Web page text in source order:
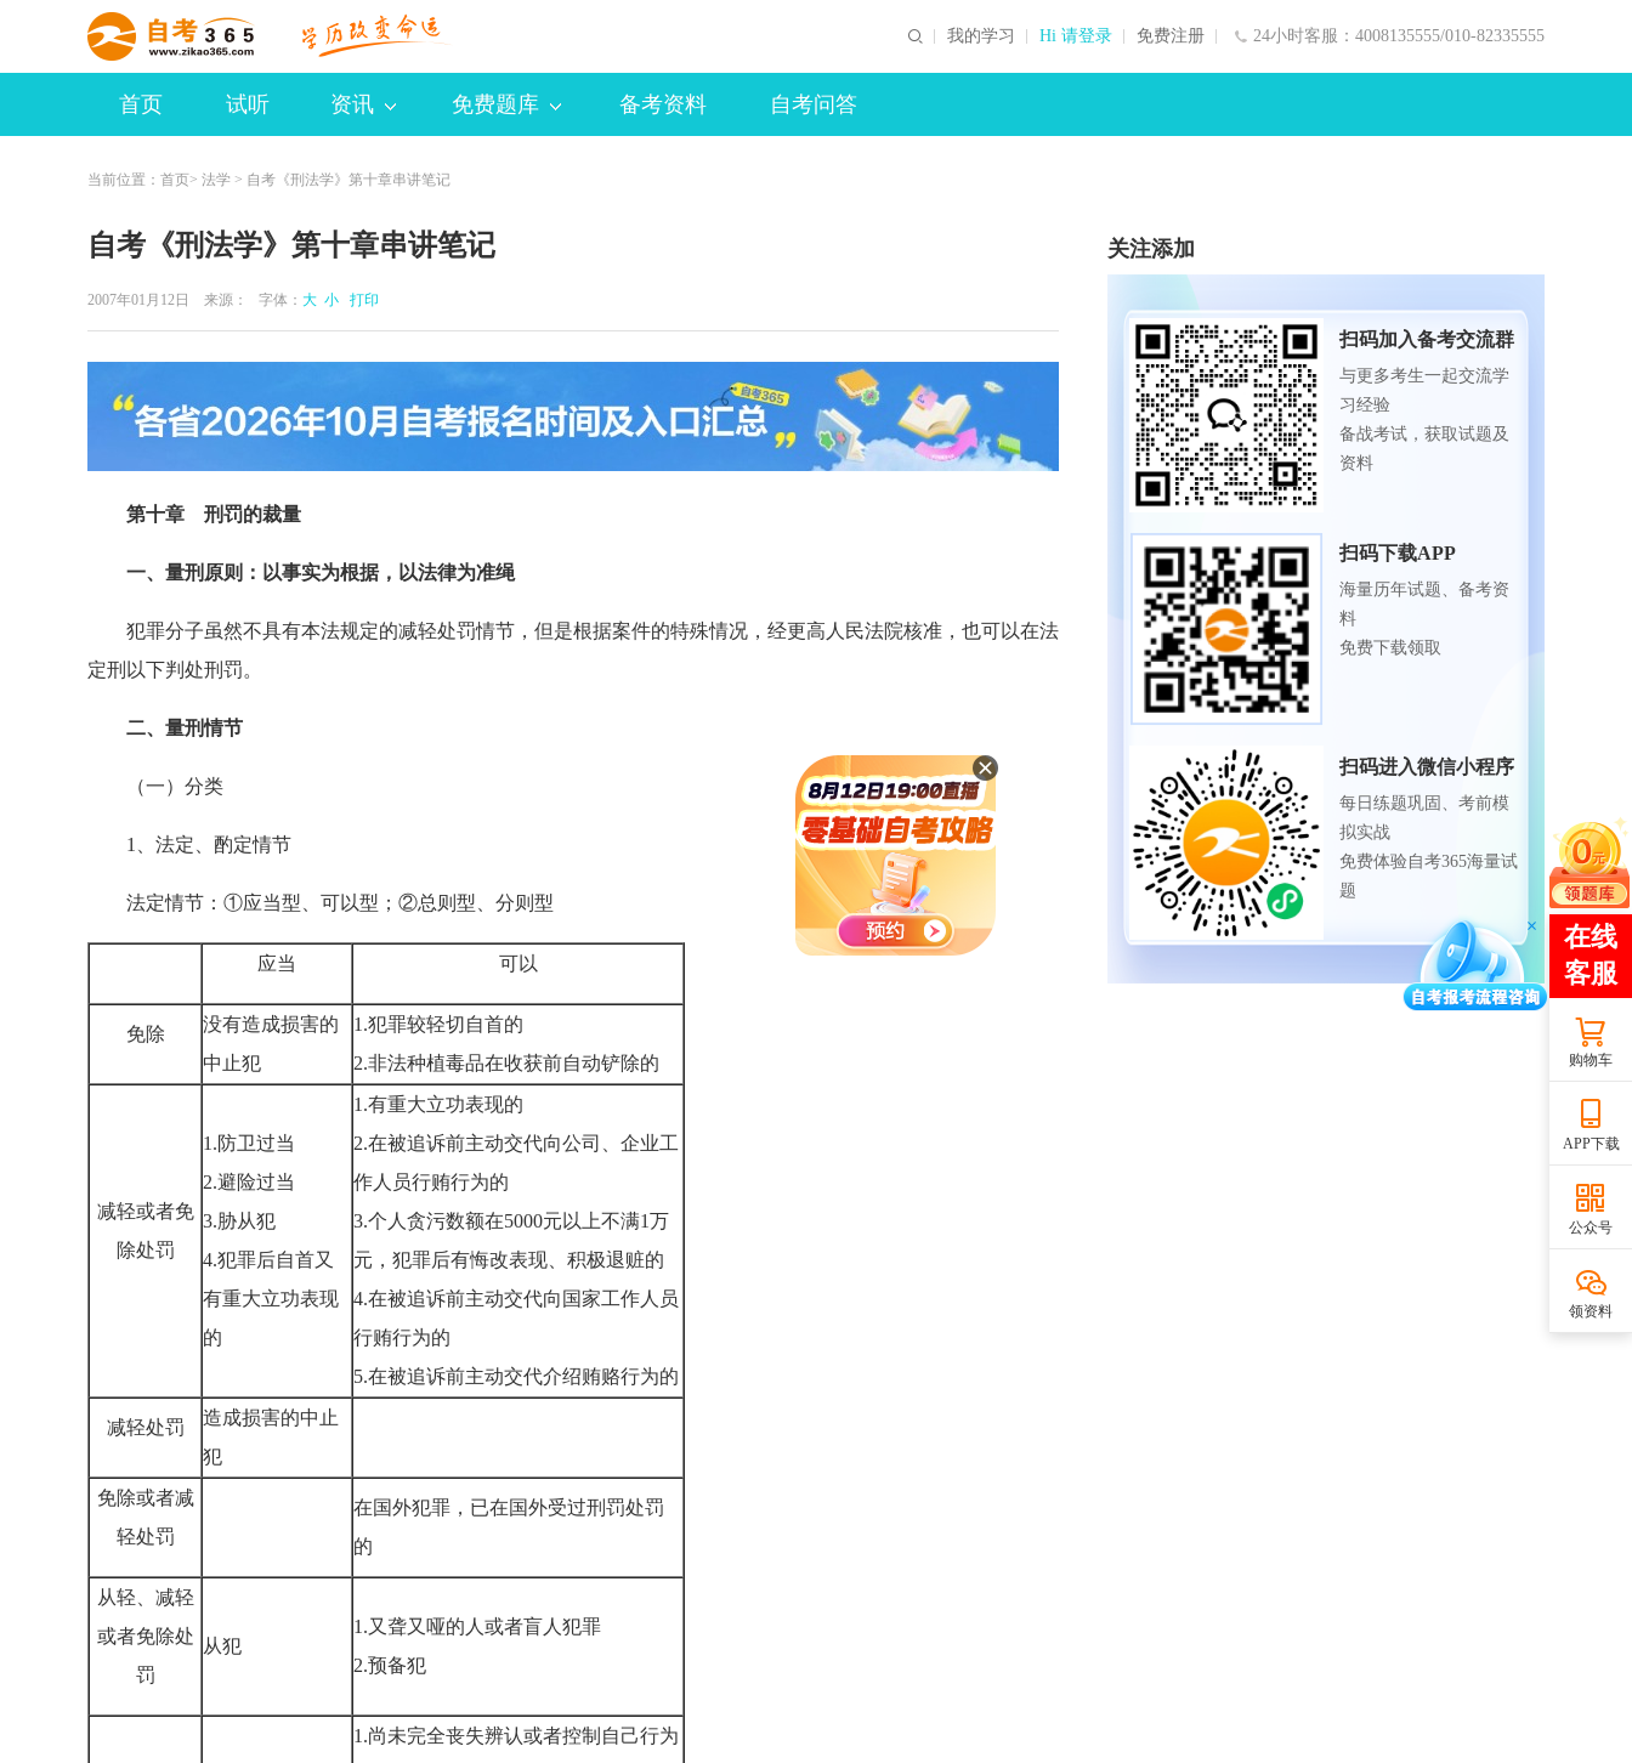
24小时客服：4008135555/010-82335555
我的学习 Hi 请登录 免费注册
首页 试听 资讯 免费题库 备考资料 自考问答
当前位置： 首页> 法学 > 自考《刑法学》第十章串讲笔记
自考《刑法学》第十章串讲笔记
2007年01月12日 来源： 字体： 大 小 打印
第十章 刑罚的裁量
一、量刑原则：以事实为根据，以法律为准绳
犯罪分子虽然不具有本法规定的减轻处罚情节，但是根据案件的特殊情况，经更高人民法院核准，也可以在法
定刑以下判处刑罚。
二、量刑情节
（一）分类
1、法定、酌定情节
法定情节：①应当型、可以型；②总则型、分则型
应当 可以
免除
没有造成损害的
中止犯
1.犯罪较轻切自首的
2.非法种植毒品在收获前自动铲除的
减轻或者免
除处罚
1.防卫过当
2.避险过当
3.胁从犯
4.犯罪后自首又
有重大立功表现
的
1.有重大立功表现的
2.在被追诉前主动交代向公司、企业工
作人员行贿行为的
3.个人贪污数额在5000元以上不满1万
元，犯罪后有悔改表现、积极退赃的
4.在被追诉前主动交代向国家工作人员
行贿行为的
5.在被追诉前主动交代介绍贿赂行为的
减轻处罚
造成损害的中止
犯
免除或者减
轻处罚
在国外犯罪，已在国外受过刑罚处罚
的
从轻、减轻
或者免除处
罚
从犯
1.又聋又哑的人或者盲人犯罪
2.预备犯
1.尚未完全丧失辨认或者控制自己行为
关注添加
扫码加入备考交流群
与更多考生一起交流学
习经验
备战考试，获取试题及
资料
扫码下载APP
海量历年试题、备考资
料
免费下载领取
扫码进入微信小程序
每日练题巩固、考前模
拟实战
免费体验自考365海量试
题
购物车
APP下载
公众号
领资料